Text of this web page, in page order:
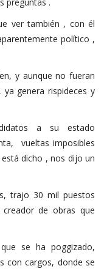
ver también , con él
político ,
y aunque no fueran
genera rispideces y
a su estado
vueltas imposibles
dicho , nos dijo un
trajo 30 mil puestos
de obras que
se ha poggizado,
con cargos, donde se